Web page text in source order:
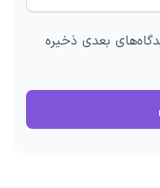
بعدی ذخیره